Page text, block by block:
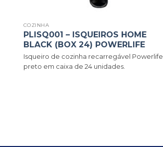
COZINHA
PLISQ001 – ISQUEIROS HOME
BLACK (BOX 24) POWERLIFE
Isqueiro de cozinha recarregável Powerlife
preto em caixa de 24 unidades.